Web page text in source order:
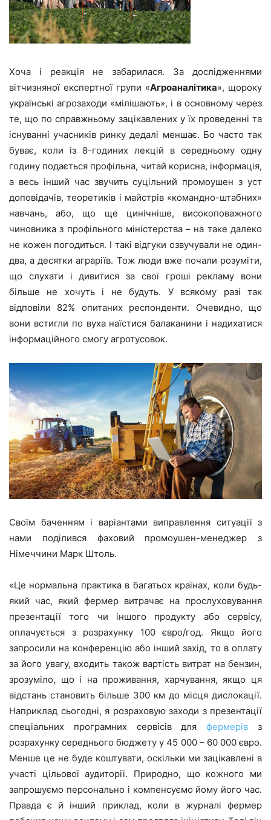
Хоча і реакція не забарилася. За дослідженнями
вітчизняної експертної групи «Агроаналітика», щороку
українські агрозаходи «мілішають», і в основному через
те, що по справжньому зацікавлених у їх проведенні та
існуванні учасників ринку дедалі меншає. Бо часто так
буває, коли із 8-годиних лекцій в середньому одну
годину подається профільна, читай корисна, інформація,
а весь інший час звучить суцільний промоушен з уст
доповідачів, теоретиків і майстрів «командно-штабних»
навчань, або, що ще цинічніше, високоповажного
чиновника з профільного міністерства – на таке далеко
не кожен погодиться. І такі відгуки озвучували не один-
два, а десятки аграріїв. Тож люди вже почали розуміти,
що слухати і дивитися за свої гроші рекламу вони
більше не хочуть і не будуть. У всякому разі так
відповіли 82% опитаних респонденти. Очевидно, що
вони встигли по вуха наїстися балаканини і надихатися
інформаційного смогу агротусовок.
Своїм баченням і варіантами виправлення ситуації з
нами поділився фаховий промоушен-менеджер з
Німеччини Марк Штоль.
«Це нормальна практика в багатьох країнах, коли будь-
який час, який фермер витрачає на прослуховування
презентації того чи іншого продукту або сервісу,
оплачується з розрахунку 100 євро/год. Якщо його
запросили на конференцію або інший захід, то в оплату
за його увагу, входить також вартість витрат на бензин,
зрозуміло, що і на проживання, харчування, якщо ця
відстань становить більше 300 км до місця дислокації.
Наприклад сьогодні, я розраховую заходи з презентації
спеціальних програмних сервісів дляфермерів з
розрахунку середнього бюджету у 45 000 – 60 000 євро.
Менше це не буде коштувати, оскільки ми зацікавлені в
участі цільової аудиторії. Природно, що кожного ми
запрошуємо персонально і компенсуємо йому його час.
Правда є й інший приклад, коли в журналі фермер